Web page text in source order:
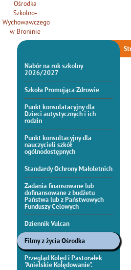
Nabór na rok szkolny
2026/2027
Szkoła Promująca Zdrowie
Punkt konsulatacyjny dla
Dzieci autystycznych i ich
rodzin
Punkt konsultacyjny dla
nauczycieli szkół
ogólnodostępnych
Standardy Ochrony Małoletnich
Zadania finansowane lub
dofinansowane z budżetu
Państwa lub z Państwowych
Funduszy Celowych
Dziennik Vulcan
Filmy z życia Ośrodka
Przegląd Kolęd i Pastorałek
"Anielskie Kolędowanie".